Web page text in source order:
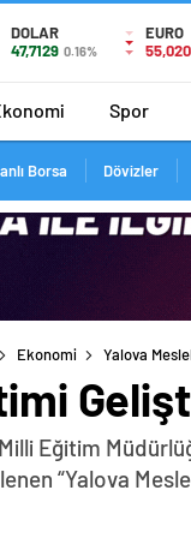
DOLAR
47,7129 0.16%
EURO
Spor
Borsa Dövizler
Ekonomi Yalova
Eğitim
“Yalova